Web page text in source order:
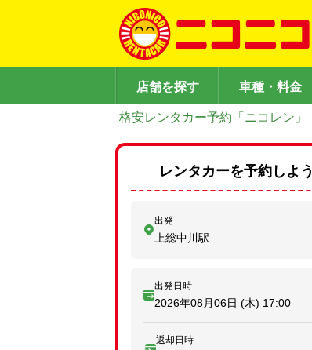
店舗を探す 車種・料金
格安レンタカー予約「ニコレン」
レンタカーを予約しよう
出発
上総中川駅
出発日時
2026年08月06日 (木) 17:00
返却日時